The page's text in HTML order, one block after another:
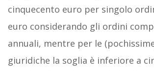
cinquecento euro per singolo
euro considerando gli ordini
annuali, mentre per le
giuridiche la soglia è inferiore a